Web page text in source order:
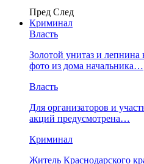
Пред След
Криминал
Власть
​Золотой унитаз и лепнина
фото из дома начальника…
Власть
Для организаторов и
акций предусмотрена…
Криминал
Житель Краснодарского